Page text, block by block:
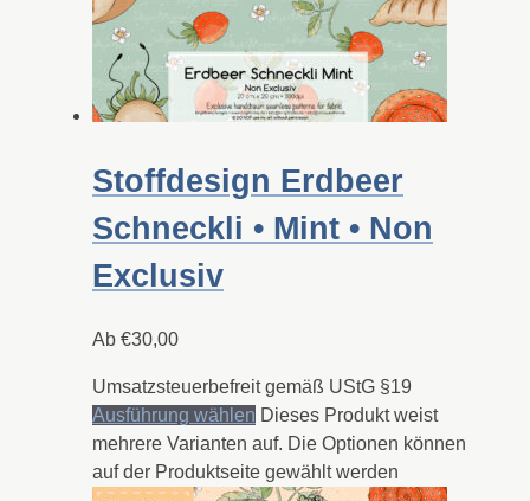
Stoffdesign Erdbeer
Schneckli • Mint • Non
Exclusiv
Ab €30,00
Umsatzsteuerbefreit gemäß UStG §19
Ausführung wählen Dieses Produkt weist
mehrere Varianten auf. Die Optionen können
auf der Produktseite gewählt werden